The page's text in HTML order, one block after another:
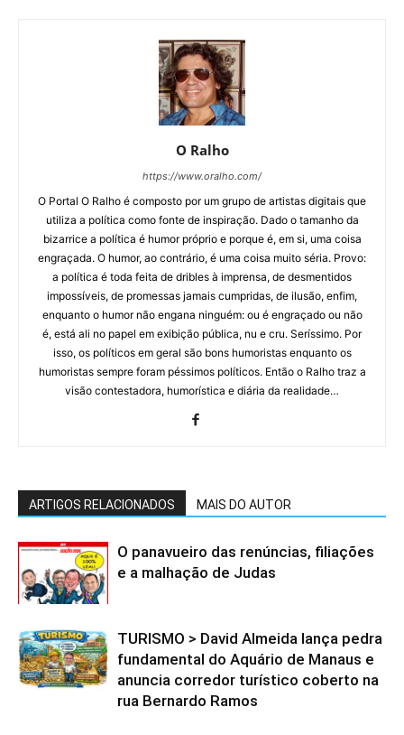
O Ralho
https://www.oralho.com/
O Portal O Ralho é composto por um grupo de artistas digitais que
utiliza a política como fonte de inspiração. Dado o tamanho da
bizarrice a política é humor próprio e porque é, em si, uma coisa
engraçada. O humor, ao contrário, é uma coisa muito séria. Provo:
a política é toda feita de dribles à imprensa, de desmentidos
impossíveis, de promessas jamais cumpridas, de ilusão, enfim,
enquanto o humor não engana ninguém: ou é engraçado ou não
é, está ali no papel em exibição pública, nu e cru. Seríssimo. Por
isso, os políticos em geral são bons humoristas enquanto os
humoristas sempre foram péssimos políticos. Então o Ralho traz a
visão contestadora, humorística e diária da realidade…
ARTIGOS RELACIONADOS MAIS DO AUTOR
O panavueiro das renúncias, filiações
e a malhação de Judas
TURISMO > David Almeida lança pedra
fundamental do Aquário de Manaus e
anuncia corredor turístico coberto na
rua Bernardo Ramos